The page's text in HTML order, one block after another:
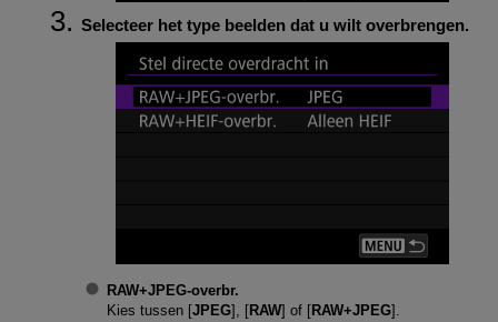
Selecteer het type beelden dat u wilt overbrengen.
RAW+JPEG-overbr.
Kies tussen [JPEG], [RAW] of [RAW+JPEG].